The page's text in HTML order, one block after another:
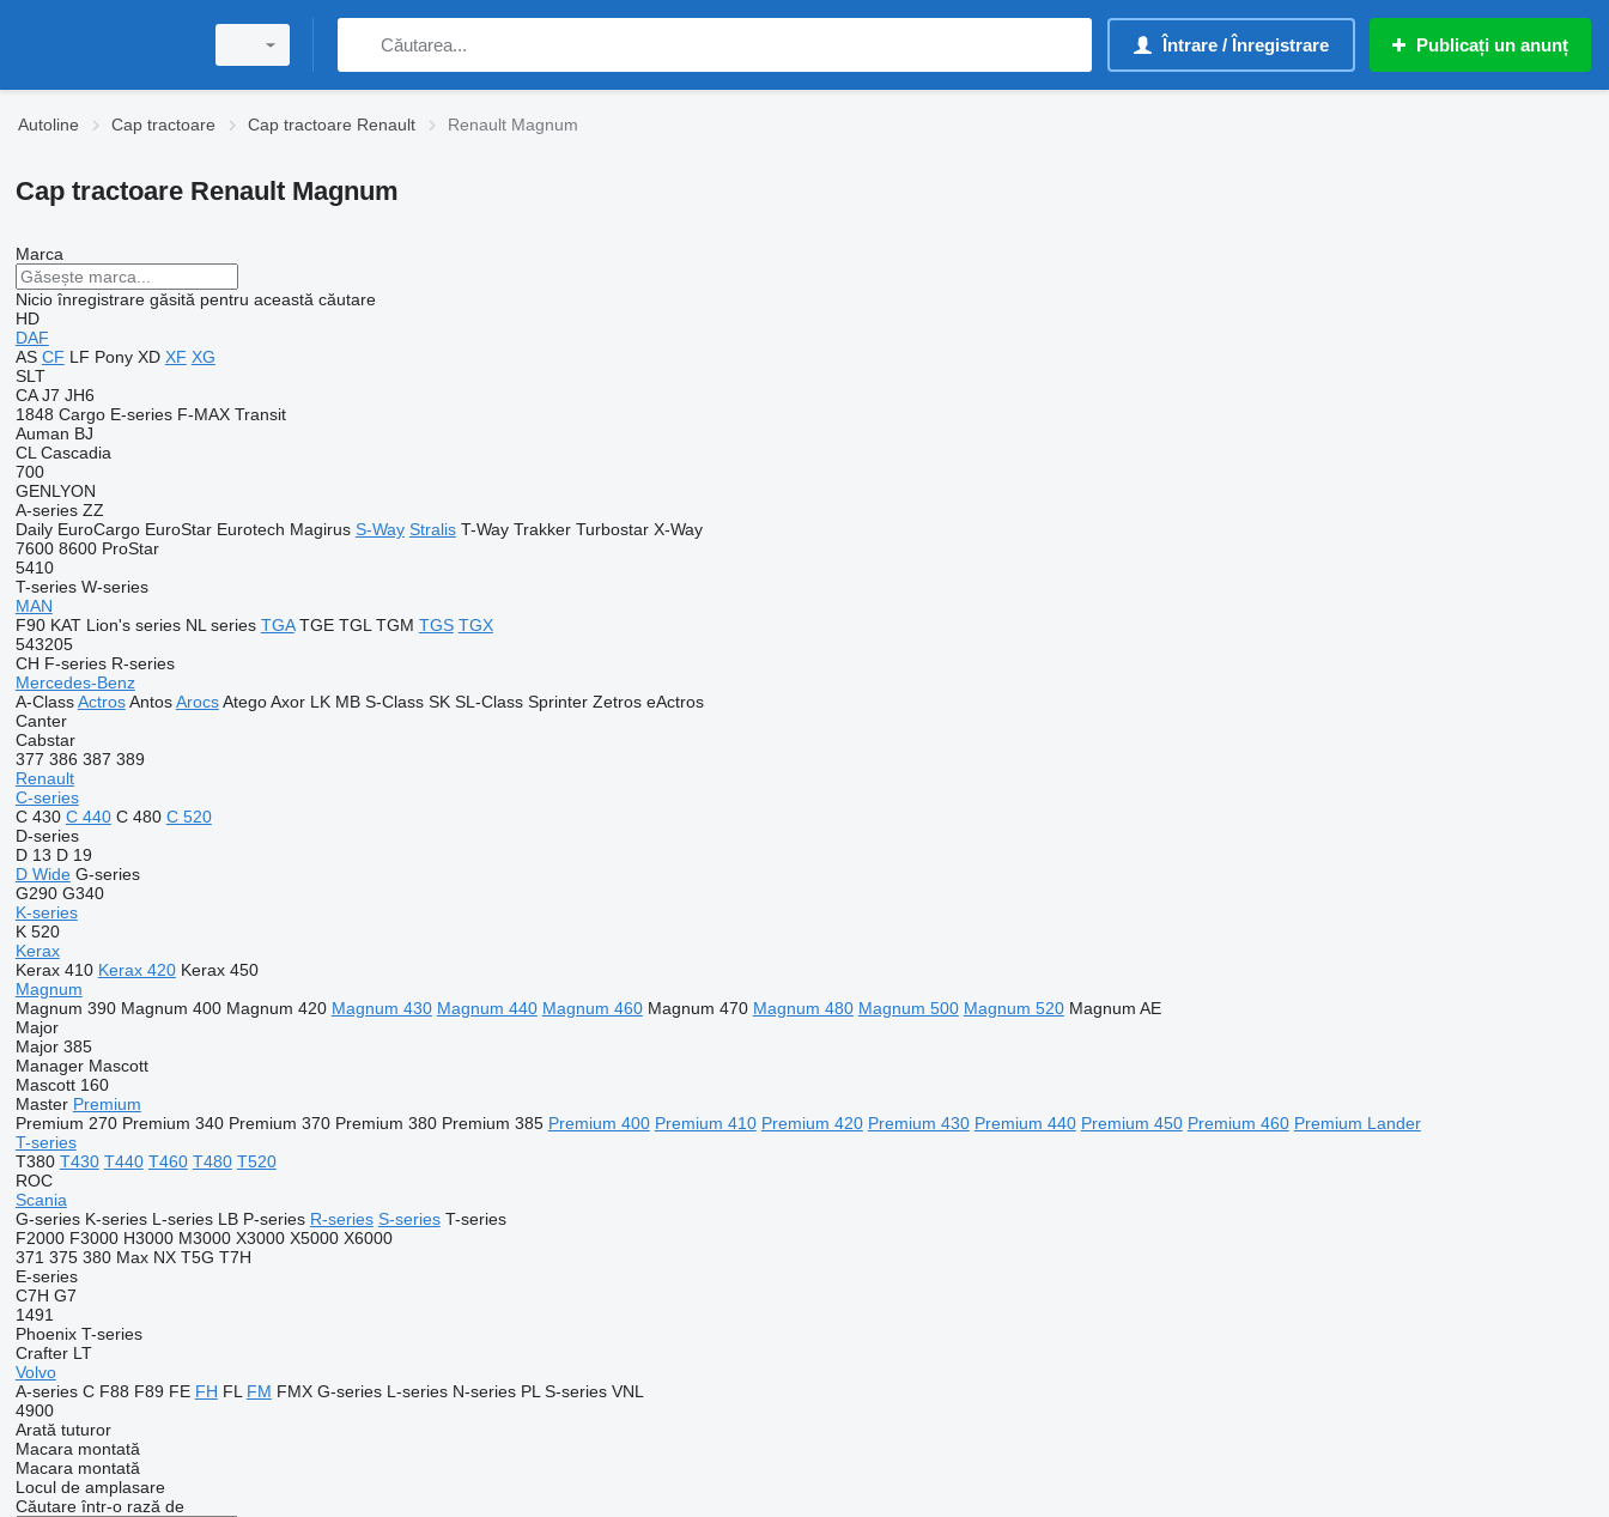
Întrare / Înregistrare Publicați un anunț
Autoline Cap tractoare Cap tractoare Renault Renault Magnum
Cap tractoare Renault Magnum
Marca
Nicio înregistrare găsită pentru această căutare
HD
DAF
AS CF LF Pony XD XF XG
SLT
CA J7 JH6
1848 Cargo E-series F-MAX Transit
Auman BJ
CL Cascadia
700
GENLYON
A-series ZZ
Daily EuroCargo EuroStar Eurotech Magirus S-Way Stralis T-Way Trakker Turbostar X-Way
7600 8600 ProStar
5410
T-series W-series
MAN
F90 KAT Lion's series NL series TGA TGE TGL TGM TGS TGX
543205
CH F-series R-series
Mercedes-Benz
A-Class Actros Antos Arocs Atego Axor LK MB S-Class SK SL-Class Sprinter Zetros eActros
Canter
Cabstar
377 386 387 389
Renault
C-series
C 430 C 440 C 480 C 520
D-series
D 13 D 19
D Wide G-series
G290 G340
K-series
K 520
Kerax
Kerax 410 Kerax 420 Kerax 450
Magnum
Magnum 390 Magnum 400 Magnum 420 Magnum 430 Magnum 440 Magnum 460 Magnum 470 Magnum 480 Magnum 500 Magnum 520 Magnum AE
Major
Major 385
Manager Mascott
Mascott 160
Master Premium
Premium 270 Premium 340 Premium 370 Premium 380 Premium 385 Premium 400 Premium 410 Premium 420 Premium 430 Premium 440 Premium 450 Premium 460 Premium Lander
T-series
T380 T430 T440 T460 T480 T520
ROC
Scania
G-series K-series L-series LB P-series R-series S-series T-series
F2000 F3000 H3000 M3000 X3000 X5000 X6000
371 375 380 Max NX T5G T7H
E-series
C7H G7
1491
Phoenix T-series
Crafter LT
Volvo
A-series C F88 F89 FE FH FL FM FMX G-series L-series N-series PL S-series VNL
4900
Arată tuturor
Macara montată
Macara montată
Locul de amplasare
Căutare într-o rază de